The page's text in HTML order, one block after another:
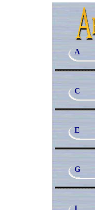
A
C
E
G
I